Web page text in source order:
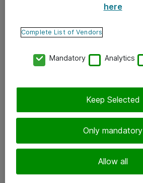
Yhteystiedot
Ota yhteyttä
here
Complete List of Vendors
Mandatory Analytics
Only mandatory
Allow all
Keep Selected